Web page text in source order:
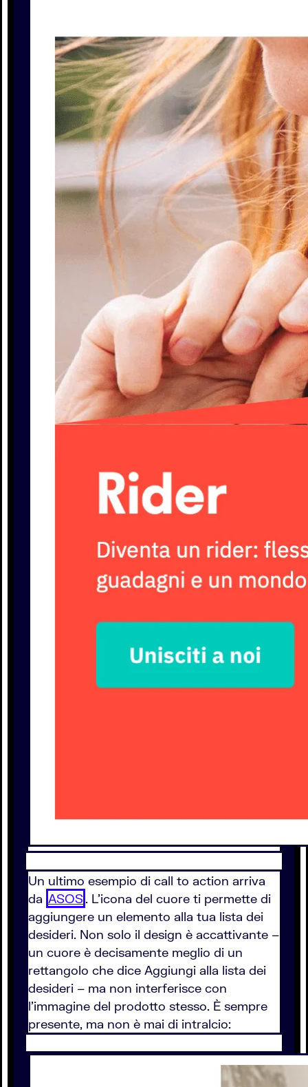
Un ultimo esempio di call to action arriva
da ASOS. L’icona del cuore ti permette di
aggiungere un elemento alla tua lista dei
desideri. Non solo il design è accattivante –
un cuore è decisamente meglio di un
rettangolo che dice Aggiungi alla lista dei
desideri – ma non interferisce con
l’immagine del prodotto stesso. È sempre
presente, ma non è mai di intralcio: